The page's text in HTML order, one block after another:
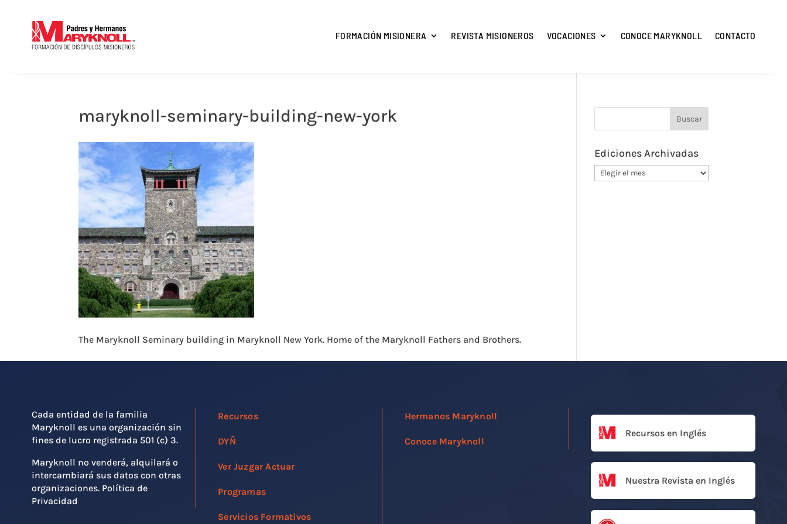
FORMACIÓN MISIONERA REVISTA MISIONEROS VOCACIONES CONOCE MARYKNOLL CONTACTO
maryknoll-seminary-building-new-york
The Maryknoll Seminary building in Maryknoll New York. Home of the Maryknoll Fathers and Brothers.
Ediciones Archivadas
Ediciones
Cada entidad de la familia
Maryknoll es una organización sin
fines de lucro registrada 501 (c) 3.
Maryknoll no venderá, alquilará o
intercambiará sus datos con otras
organizaciones. Política de
Privacidad
Recursos
DYÑ
Ver Juzgar Actuar
Programas
Servicios Formativos
Hermanos Maryknoll
Conoce Maryknoll
Recursos en Inglés
Nuestra Revista en Inglés